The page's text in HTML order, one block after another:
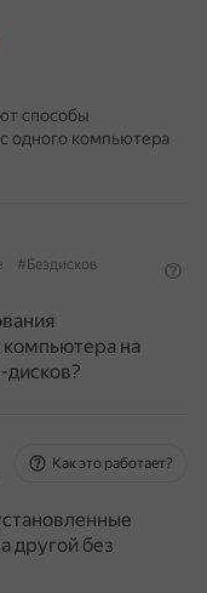
способы
одного компьютера
#Бездисков
на
дисков?
Как это работает?
другой без